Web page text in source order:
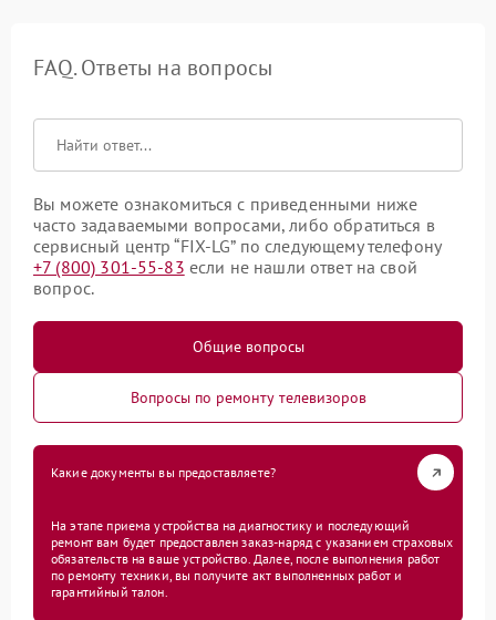
FAQ. Ответы на вопросы
Вы можете ознакомиться с приведенными ниже
часто задаваемыми вопросами, либо обратиться в
сервисный центр “FIX-LG” по следующему телефону
+7 (800) 301-55-83 если не нашли ответ на свой
вопрос.
Общие вопросы
Вопросы по ремонту телевизоров
Какие документы вы предоставляете?
На этапе приема устройства на диагностику и последующий
ремонт вам будет предоставлен заказ-наряд с указанием страховых
обязательств на ваше устройство. Далее, после выполнения работ
по ремонту техники, вы получите акт выполненных работ и
гарантийный талон.